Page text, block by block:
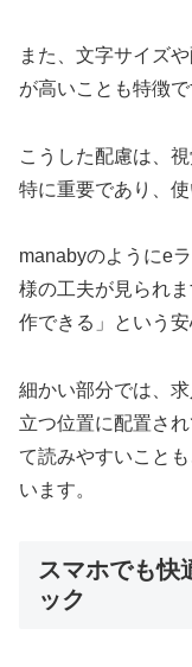
また、文字サイズ
が高いことも特徴で
こうした配慮は、
特に重要であり、
manabyのようにe
様の工夫が見られ
作できる」という安
細かい部分では、
立つ位置に配置さ
て読みやすいこと
います。
スマホでも快
ック